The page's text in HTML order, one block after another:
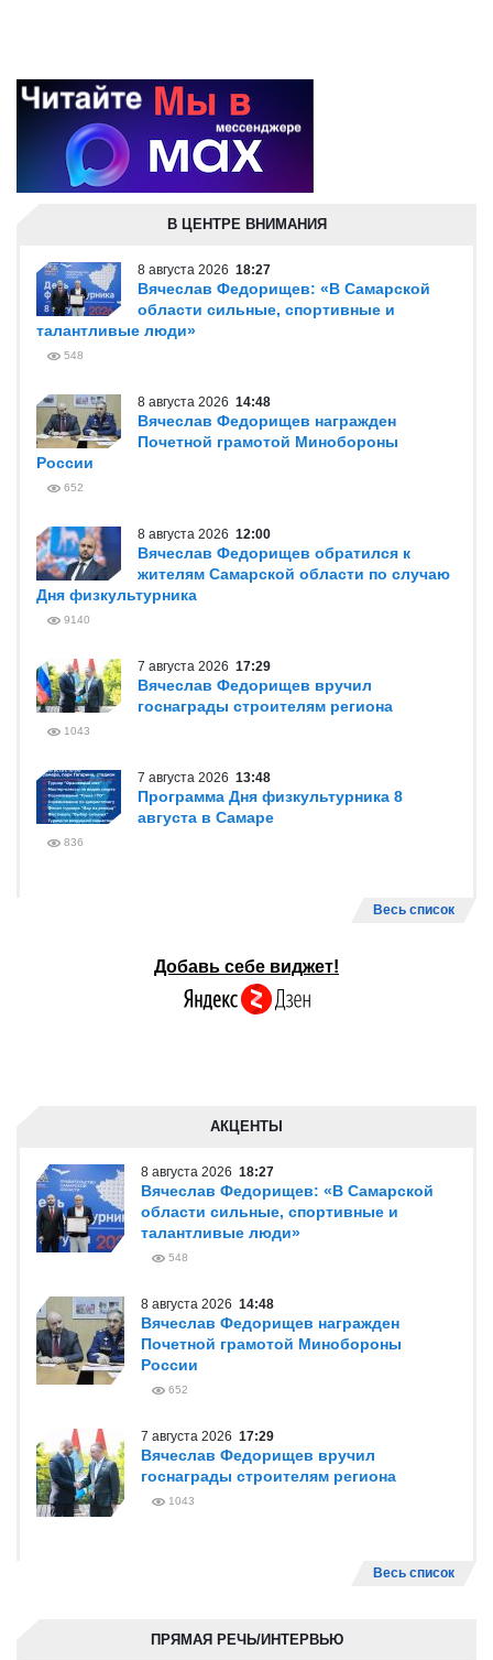
В ЦЕНТРЕ ВНИМАНИЯ
8 августа 2026 18:27
Вячеслав Федорищев: «В Самарской
области сильные, спортивные и
талантливые люди»
548
8 августа 2026 14:48
Вячеслав Федорищев награжден
Почетной грамотой Минобороны
России
652
8 августа 2026 12:00
Вячеслав Федорищев обратился к
жителям Самарской области по случаю
Дня физкультурника
9140
7 августа 2026 17:29
Вячеслав Федорищев вручил
госнаграды строителям региона
1043
7 августа 2026 13:48
Программа Дня физкультурника 8
августа в Самаре
836
Весь список
Добавь себе виджет!
АКЦЕНТЫ
8 августа 2026 18:27
Вячеслав Федорищев: «В Самарской
области сильные, спортивные и
талантливые люди»
548
8 августа 2026 14:48
Вячеслав Федорищев награжден
Почетной грамотой Минобороны
России
652
7 августа 2026 17:29
Вячеслав Федорищев вручил
госнаграды строителям региона
1043
Весь список
ПРЯМАЯ РЕЧЬ/ИНТЕРВЬЮ